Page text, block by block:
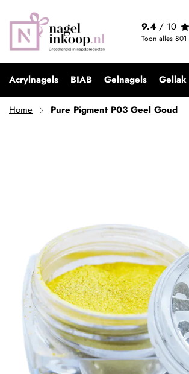
9.4 / 10
Toon alles 801
Acrylnagels BIAB Gelnagels Gellak
Home Pure Pigment P03 Geel Goud
€ 4,99